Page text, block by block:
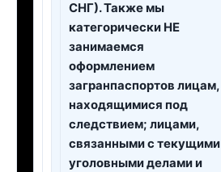
СНГ). Также мы
категорически НЕ
занимаемся
оформлением
загранпаспортов лицам,
находящимися под
следствием; лицами,
связанными с текущими
уголовными делами и